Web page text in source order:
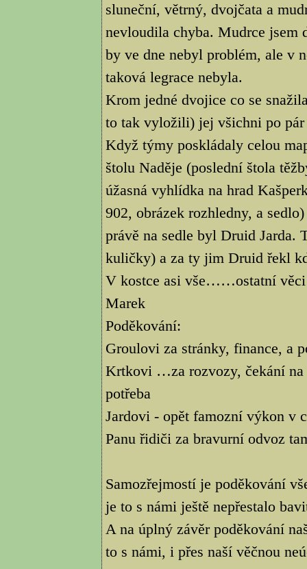
sluneční, větrný, dvojčata a
nevloudila chyba. Mudrce jsem
by ve dne nebyl problém, ale v
taková legrace nebyla.
Krom jedné dvojice co se
to tak vyložili) jej všichni po pár
Když týmy poskládaly celou
štolu Naděje (poslední štola
úžasná vyhlídka na hrad
902, obrázek rozhledny, a
právě na sedle byl Druid Jarda.
kuličky) a za ty jim Druid řekl
V kostce asi vše……ostatní věci
Marek
Poděkování:
Groulovi za stránky, finance, a
Krtkovi …za rozvozy, čekání na
potřeba
Jardovi - opět famozní výkon v
Panu řidiči za bravurní odvoz
Samozřejmostí je poděkování
je to s námi ještě nepřestalo
A na úplný závěr poděkování
to s námi, i přes naší věčnou